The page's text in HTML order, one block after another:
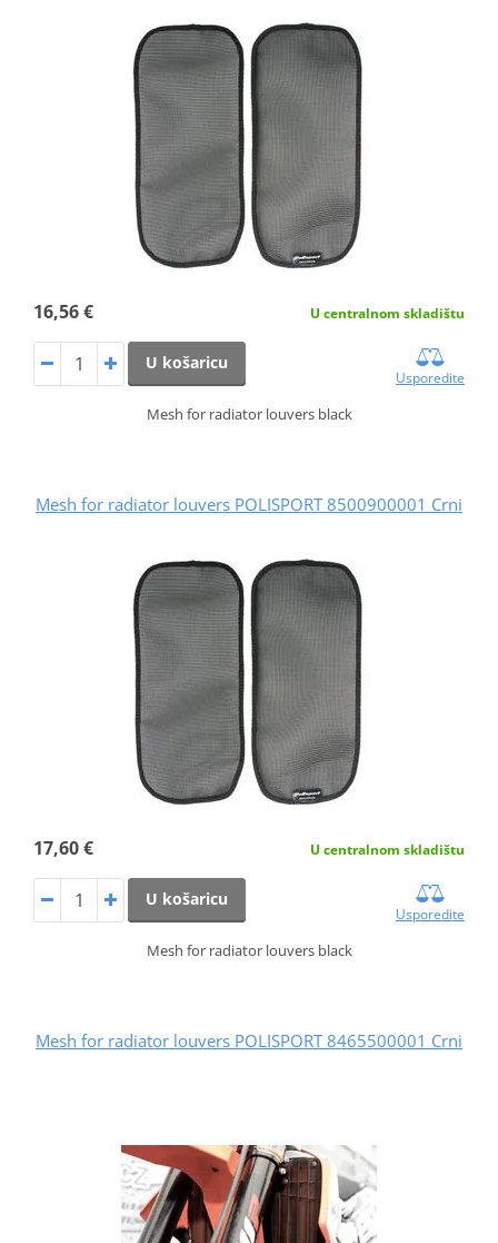
16,56 € U centralnom skladištu
U košaricu
Usporedite
Mesh for radiator louvers black
Mesh for radiator louvers POLISPORT 8500900001 Crni
17,60 € U centralnom skladištu
U košaricu
Usporedite
Mesh for radiator louvers black
Mesh for radiator louvers POLISPORT 8465500001 Crni